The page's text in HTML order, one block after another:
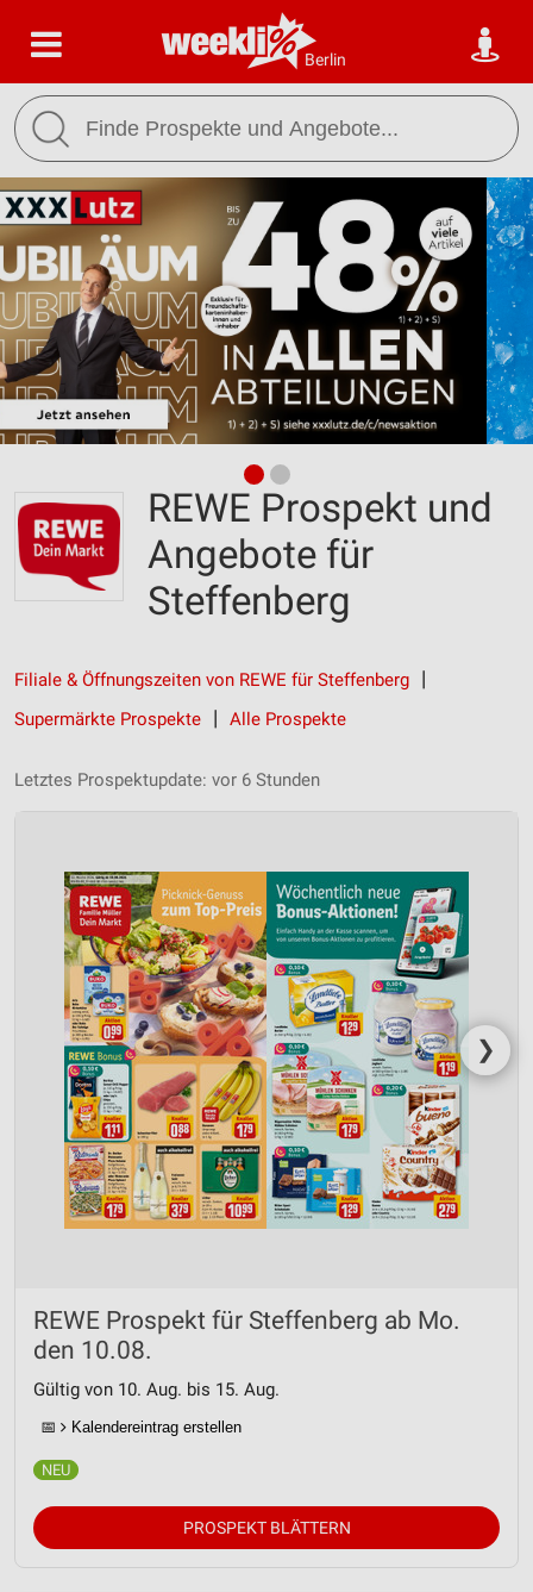
Berlin
REWE Prospekt und
Angebote für
Steffenberg
Filiale & Öffnungszeiten von REWE für Steffenberg
Supermärkte Prospekte
Alle Prospekte
Letztes Prospektupdate: vor 6 Stunden
❯
REWE Prospekt für Steffenberg ab Mo.
den 10.08.
Gültig von 10. Aug. bis 15. Aug.
📅 Kalendereintrag erstellen
PROSPEKT BLÄTTERN